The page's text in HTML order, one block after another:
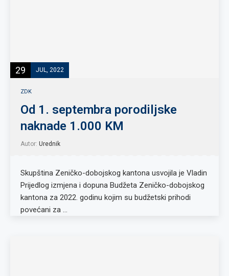
29 JUL, 2022
ZDK
Od 1. septembra porodiljske
naknade 1.000 KM
Autor: Urednik
Skupština Zeničko-dobojskog kantona usvojila je Vladin
Prijedlog izmjena i dopuna Budžeta Zeničko-dobojskog
kantona za 2022. godinu kojim su budžetski prihodi
povećani za …